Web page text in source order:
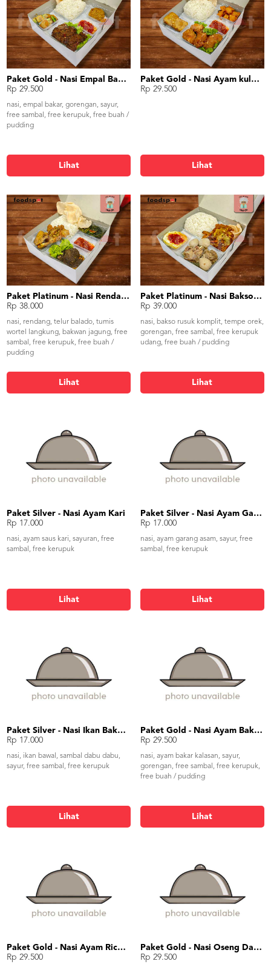
Paket Gold - Nasi Empal Bakar
Rp 29.500
nasi, empal bakar, gorengan, sayur,
free sambal, free kerupuk, free buah /
pudding
Lihat
Paket Gold - Nasi Ayam kuluyuk (asam manis)
Rp 29.500
Lihat
Paket Platinum - Nasi Rendang
Rp 38.000
nasi, rendang, telur balado, tumis
wortel langkung, bakwan jagung, free
sambal, free kerupuk, free buah /
pudding
Lihat
Paket Platinum - Nasi Bakso Rusuk
Rp 39.000
nasi, bakso rusuk komplit, tempe orek,
gorengan, free sambal, free kerupuk
udang, free buah / pudding
Lihat
Paket Silver - Nasi Ayam Kari
Rp 17.000
nasi, ayam saus kari, sayuran, free
sambal, free kerupuk
Lihat
Paket Silver - Nasi Ayam Garang Asam
Rp 17.000
nasi, ayam garang asam, sayur, free
sambal, free kerupuk
Lihat
Paket Silver - Nasi Ikan Bakar Kecap/Dabu
Rp 17.000
nasi, ikan bawal, sambal dabu dabu,
sayur, free sambal, free kerupuk
Lihat
Paket Gold - Nasi Ayam Bakar Kalasan
Rp 29.500
nasi, ayam bakar kalasan, sayur,
gorengan, free sambal, free kerupuk,
free buah / pudding
Lihat
Paket Gold - Nasi Ayam Rica Rica
Rp 29.500
Paket Gold - Nasi Oseng Daging
Rp 29.500